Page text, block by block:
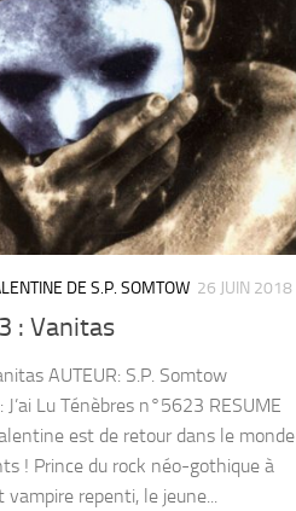
DE S.P. SOMTOW 26 JUIN 2018
: Vanitas
AUTEUR: S.P. Somtow
J’ai Lu Ténèbres n°5623 RESUME
est de retour dans le monde
! Prince du rock néo-gothique à
vampire repenti, le jeune...